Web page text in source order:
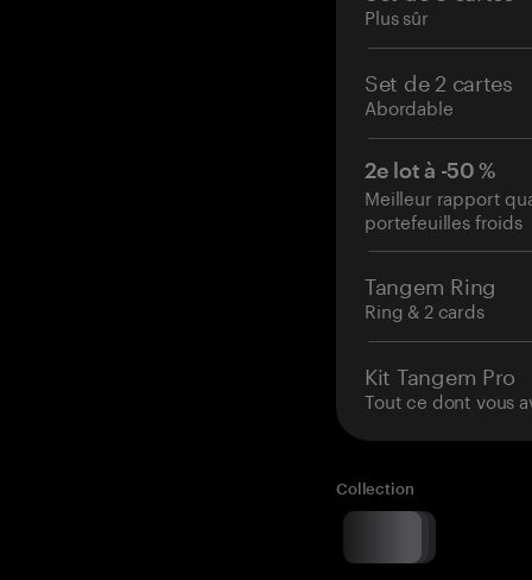
Plus sûr
Set de 2 cartes
Abordable
2e lot à -50 %
Meilleur rapport
portefeuilles froids
Tangem Ring
Ring & 2 cards
Kit Tangem Pro
Tout ce dont vous
Collection